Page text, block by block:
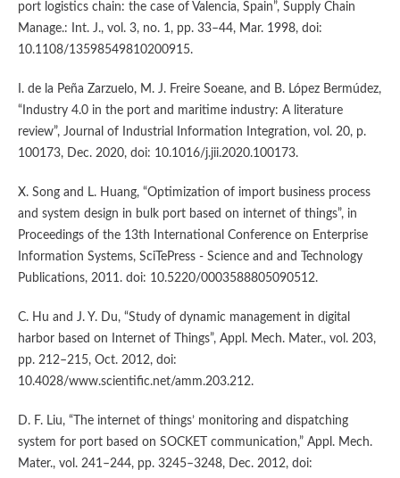
port logistics chain: the case of Valencia, Spain”, Supply Chain
Manage.: Int. J., vol. 3, no. 1, pp. 33–44, Mar. 1998, doi:
10.1108/13598549810200915.
I. de la Peña Zarzuelo, M. J. Freire Soeane, and B. López Bermúdez,
“Industry 4.0 in the port and maritime industry: A literature
review”, Journal of Industrial Information Integration, vol. 20, p.
100173, Dec. 2020, doi: 10.1016/j.jii.2020.100173.
X. Song and L. Huang, “Optimization of import business process
and system design in bulk port based on internet of things”, in
Proceedings of the 13th International Conference on Enterprise
Information Systems, SciTePress - Science and and Technology
Publications, 2011. doi: 10.5220/0003588805090512.
C. Hu and J. Y. Du, “Study of dynamic management in digital
harbor based on Internet of Things”, Appl. Mech. Mater., vol. 203,
pp. 212–215, Oct. 2012, doi:
10.4028/www.scientific.net/amm.203.212.
D. F. Liu, “The internet of things’ monitoring and dispatching
system for port based on SOCKET communication,” Appl. Mech.
Mater., vol. 241–244, pp. 3245–3248, Dec. 2012, doi: